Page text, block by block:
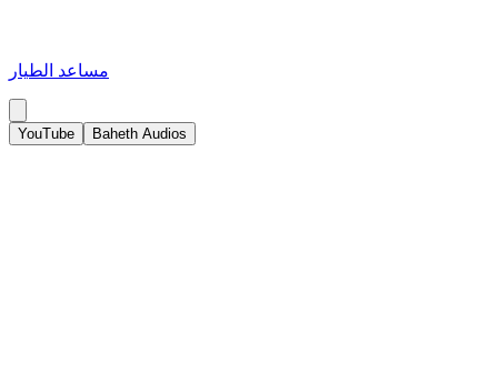
مساعد الطيار
YouTube Baheth Audios